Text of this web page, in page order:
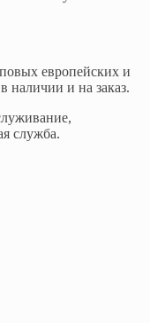
европейских и
наличии и на заказ.
служба.